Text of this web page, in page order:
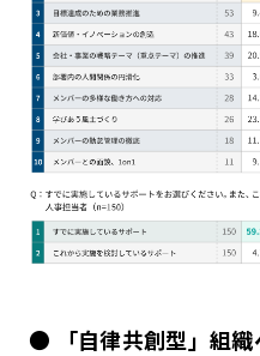
● 「自律共創型」組織